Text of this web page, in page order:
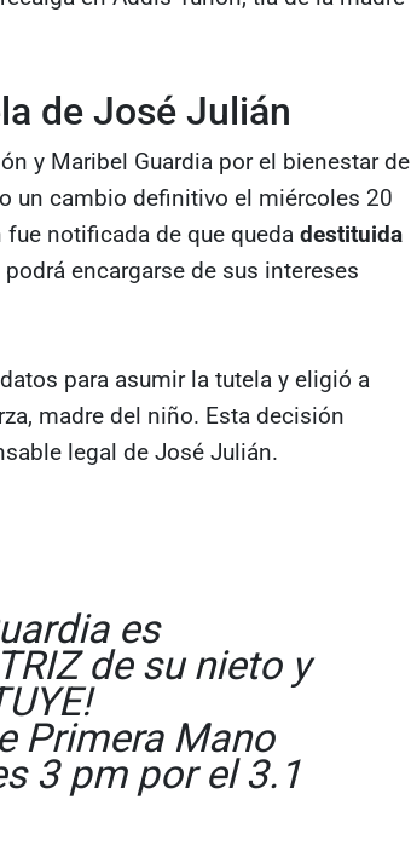
de José Julián
y Maribel Guardia por el bienestar de
un cambio definitivo el miércoles 20
notificada de que queda destituida
encargarse de sus intereses
para asumir la tutela y eligió a
madre del niño. Esta decisión
legal de José Julián.
es
de su nieto y
Primera Mano
3 pm por el 3.1